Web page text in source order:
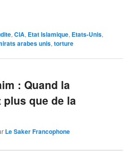
,CIA, Etat Islamique, Etats-Unis,
arabes unis,torture
: Quand la
que de la
Le Saker Francophone